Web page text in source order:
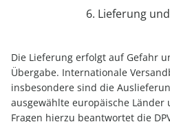
6. Lieferung
Die Lieferung erfolgt auf Gefahr
Übergabe. Internationale
insbesondere sind die
ausgewählte europäische
Fragen hierzu beantwortet die